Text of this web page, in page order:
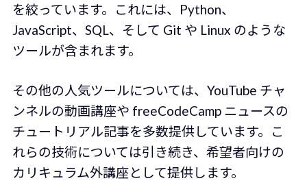
を絞っています。これには、Python、
JavaScript、SQL、そして Git や Linux のような
ツールが含まれます。
その他の人気ツールについては、YouTube チャ
ンネルの動画講座や freeCodeCamp ニュースの
チュートリアル記事を多数提供しています。こ
れらの技術については引き続き、希望者向けの
カリキュラム外講座として提供します。